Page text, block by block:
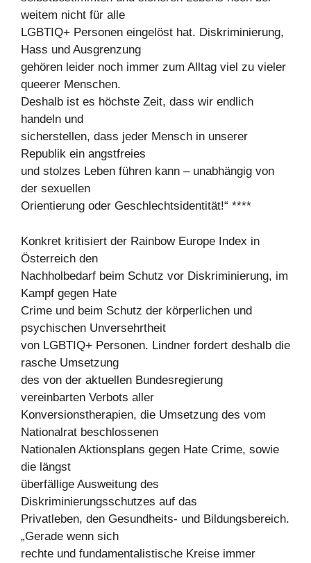
weitem nicht für alle
LGBTIQ+ Personen eingelöst hat. Diskriminierung,
Hass und Ausgrenzung
gehören leider noch immer zum Alltag viel zu vieler
queerer Menschen.
Deshalb ist es höchste Zeit, dass wir endlich
handeln und
sicherstellen, dass jeder Mensch in unserer
Republik ein angstfreies
und stolzes Leben führen kann – unabhängig von
der sexuellen
Orientierung oder Geschlechtsidentität!“ ****
Konkret kritisiert der Rainbow Europe Index in
Österreich den
Nachholbedarf beim Schutz vor Diskriminierung, im
Kampf gegen Hate
Crime und beim Schutz der körperlichen und
psychischen Unversehrtheit
von LGBTIQ+ Personen. Lindner fordert deshalb die
rasche Umsetzung
des von der aktuellen Bundesregierung
vereinbarten Verbots aller
Konversionstherapien, die Umsetzung des vom
Nationalrat beschlossenen
Nationalen Aktionsplans gegen Hate Crime, sowie
die längst
überfällige Ausweitung des
Diskriminierungsschutzes auf das
Privatleben, den Gesundheits- und Bildungsbereich.
„Gerade wenn sich
rechte und fundamentalistische Kreise immer